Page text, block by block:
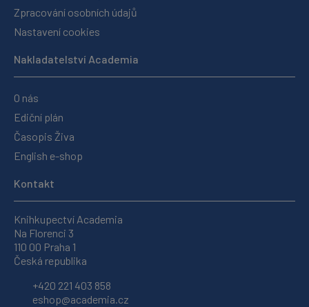
Zpracování osobních údajů
Nastavení cookies
Nakladatelství Academia
O nás
Ediční plán
Časopis Živa
English e-shop
Kontakt
Knihkupectví Academia
Na Florenci 3
110 00 Praha 1
Česká republika
+420 221 403 858
eshop@academia.cz